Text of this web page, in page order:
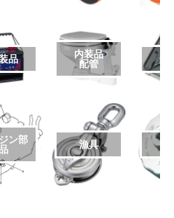
品
内装品
配管
艤
ン部
品
漁具